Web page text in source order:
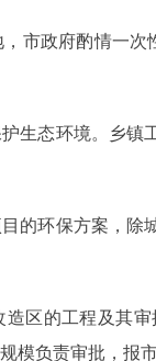
政府酌情一次
态环境。乡镇
环保方案，除
的工程及其审
模负责审批，报市